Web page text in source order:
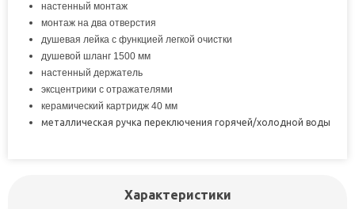
настенный монтаж
монтаж на два отверстия
душевая лейка с функцией легкой очистки
душевой шланг 1500 мм
настенный держатель
эксцентрики с отражателями
керамический картридж 40 мм
металлическая ручка переключения горячей/холодной воды
Характеристики